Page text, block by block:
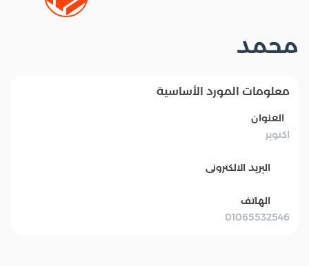
محمد
معلومات المورد الأساسية
العنوان
اكتوبر
البريد الالكترونى
الهاتف
01065532546